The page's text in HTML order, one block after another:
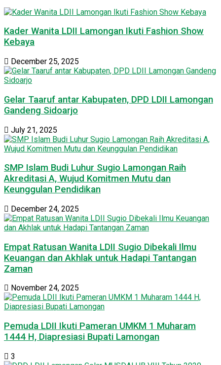
Kader Wanita LDII Lamongan Ikuti Fashion Show
Kebaya
December 25, 2025
Gelar Taaruf antar Kabupaten, DPD LDII Lamongan
Gandeng Sidoarjo
July 21, 2025
SMP Islam Budi Luhur Sugio Lamongan Raih
Akreditasi A, Wujud Komitmen Mutu dan
Keunggulan Pendidikan
December 24, 2025
Empat Ratusan Wanita LDII Sugio Dibekali Ilmu
Keuangan dan Akhlak untuk Hadapi Tantangan
Zaman
November 24, 2025
Pemuda LDII Ikuti Pameran UMKM 1 Muharam
1444 H, Diapresiasi Bupati Lamongan
3